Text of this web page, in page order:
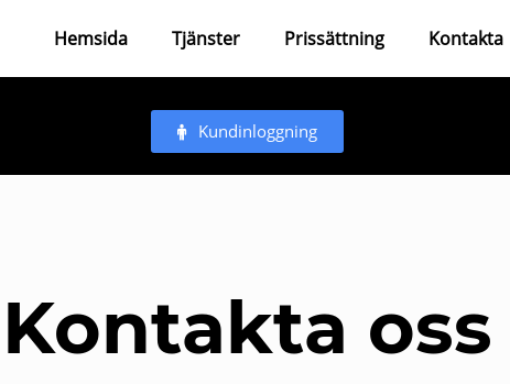
Hemsida Tjänster Prissättning Kontakta
Kundinloggning
Kontakta oss